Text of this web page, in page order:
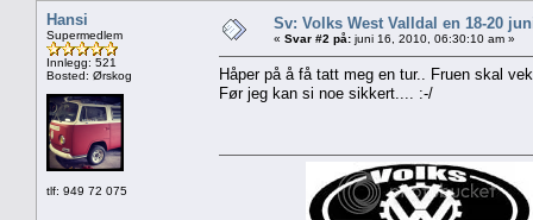
Hansi
Supermedlem
Innlegg: 521
Bosted: Ørskog
tlf: 949 72 075
Sv: Volks West Valldal en 18-20
« Svar #2 på: juni 16, 2010, 06:30:10 am »
Håper på å få tatt meg en tur.. Fruen skal
Før jeg kan si noe sikkert.... :-/